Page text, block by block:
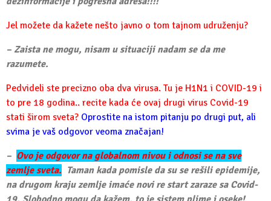
Jel možete da kažete nešto javno o tom tajnom udruženju?
– Zaista ne mogu, nisam u situaciji nadam se da me
razumete.
Pedvideli ste precizno oba dva virusa. Tu je H1N1 i COVID-19 i
to pre 18 godina.. recite kada će ovaj drugi virus Covid-19
stati širom sveta? Oprostite na istom pitanju po drugi put, ali
svima je vaš odgovor veoma značajan!
– Ovo je odgovor na globalnom nivou i odnosi se na sve
zemlje sveta. Taman kada pomisle da su se rešili epidemije,
na drugom kraju zemlje imaće novi re start zaraze sa Covid-